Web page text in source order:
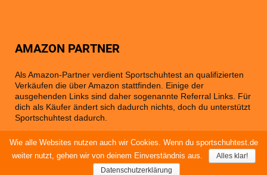
AMAZON PARTNER
Als Amazon-Partner verdient Sportschuhtest an qualifizierten
Verkäufen die über Amazon stattfinden. Einige der
ausgehenden Links sind daher sogenannte Referral Links. Für
dich als Käufer ändert sich dadurch nichts, doch du unterstützt
Sportschuhtest dadurch.
©2026 SPORTSCHUHTEST | Der Testseite für Damen- und
Herren-Laufschuhe aller Marken zum mitmachen!
Wie alle Websites nutzen auch wir Cookies. Wenn du sportschuhtest.de
weiter nutzt, gehen wir von deinem Einverständnis aus.
Alles klar!
Datenschutzerklärung